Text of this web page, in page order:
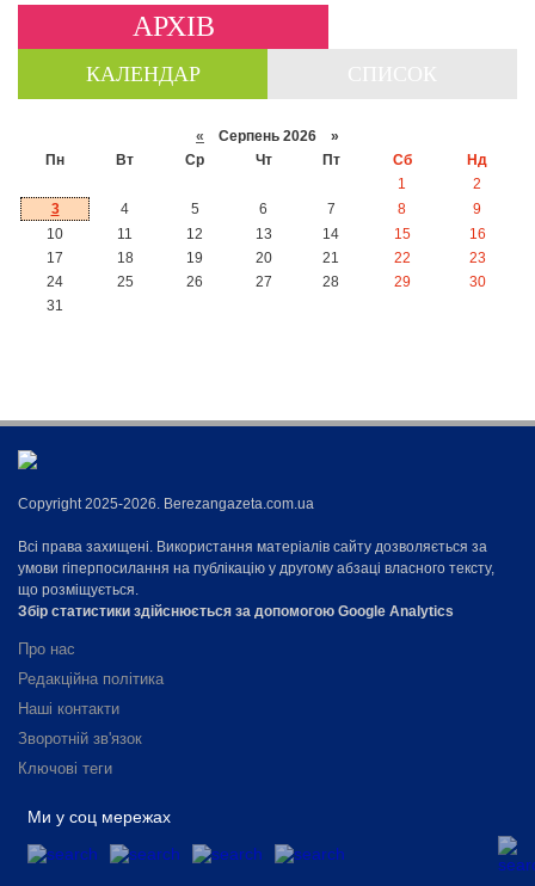
АРХІВ
КАЛЕНДАР
« Серпень 2026 »
Пн
Вт Ср Чт Пт Сб
Нд
1
2
3
4 5 6 7 8
9
10
11 12 13 14 15
16
17
18 19 20 21 22
23
24
25 26 27 28 29
30
31
Copyright 2025-2026. Berezangazeta.com.ua
Всі права захищені. Використання матеріалів сайту дозволяється за
умови гіперпосилання на публікацію у другому абзаці власного тексту,
що розміщується.
Збір статистики здійснюється за допомогою Google Analytics
Про нас
Редакційна політика
Наші контакти
Зворотній зв'язок
Ключові теги
Ми у соц мережах